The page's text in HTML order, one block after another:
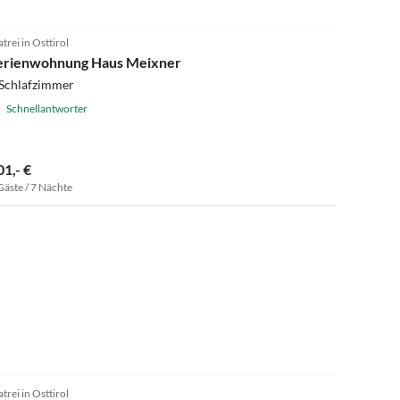
in Osttirol
Haus Meixner
Schnellantworter
€
/ 7 Nächte
in Osttirol